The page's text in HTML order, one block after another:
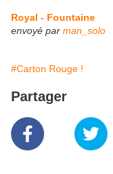
Royal - Fountaine
envoyé par man_solo
#Carton Rouge !
Partager